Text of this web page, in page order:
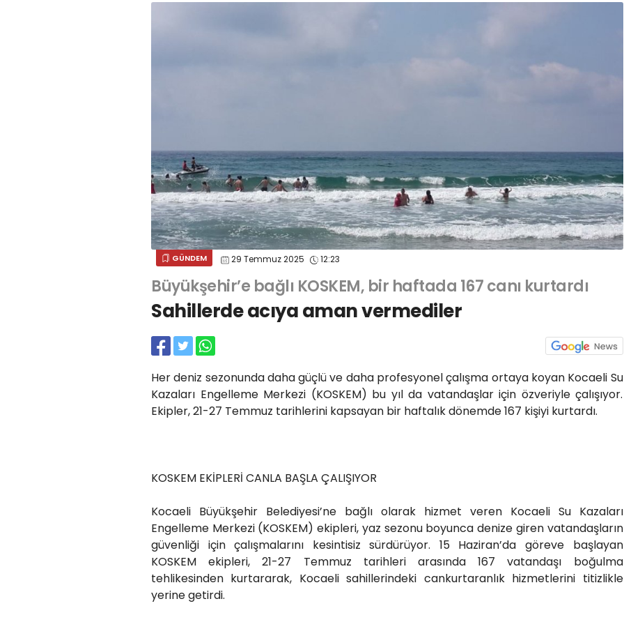
GÜNDEM 29 Temmuz 2025 12:23
Büyükşehir’e bağlı KOSKEM, bir haftada 167 canı kurtardı
Sahillerde acıya aman vermediler
Her deniz sezonunda daha güçlü ve daha profesyonel çalışma ortaya koyan Kocaeli Su
Kazaları Engelleme Merkezi (KOSKEM) bu yıl da vatandaşlar için özveriyle çalışıyor.
Ekipler, 21-27 Temmuz tarihlerini kapsayan bir haftalık dönemde 167 kişiyi kurtardı.
KOSKEM EKİPLERİ CANLA BAŞLA ÇALIŞIYOR
Kocaeli Büyükşehir Belediyesi’ne bağlı olarak hizmet veren Kocaeli Su Kazaları
Engelleme Merkezi (KOSKEM) ekipleri, yaz sezonu boyunca denize giren vatandaşların
güvenliği için çalışmalarını kesintisiz sürdürüyor. 15 Haziran’da göreve başlayan
KOSKEM ekipleri, 21-27 Temmuz tarihleri arasında 167 vatandaşı boğulma
tehlikesinden kurtararak, Kocaeli sahillerindeki cankurtaranlık hizmetlerini titizlikle
yerine getirdi.